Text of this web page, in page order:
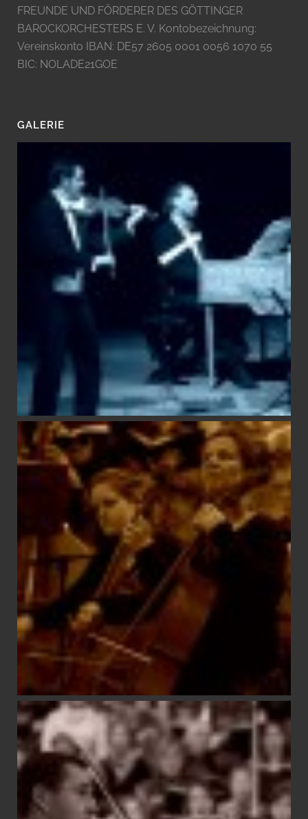
FREUNDE UND FÖRDERER DES GÖTTINGER
BAROCKORCHESTERS E. V. Kontobezeichnung:
Vereinskonto IBAN: DE57 2605 0001 0056 1070 55
BIC: NOLADE21GOE
GALERIE